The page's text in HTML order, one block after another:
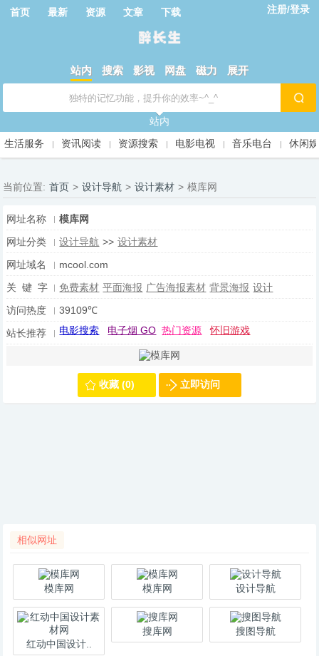
首页 最新 资源 文章 下载 注册/登录
站内 搜索 影视 网盘 磁力 展开
站内
生活服务
资讯阅读 资源搜索 电影电视 音乐电台 休闲
当前位置: 首页 > 设计导航 > 设计素材 > 模库网
网址名称
模库网
网址分类
设计导航 >> 设计素材
网址域名
mcool.com
关 键 字
免费素材 平面海报 广告海报素材 背景海报 设计
访问热度
39109℃
站长推荐
电影搜索 电子烟 GO 热门资源 怀旧游戏
收藏 (0) 立即访问
相似网址
模库网 模库网 设计导航
红动中国设计..
搜库网 搜图导航